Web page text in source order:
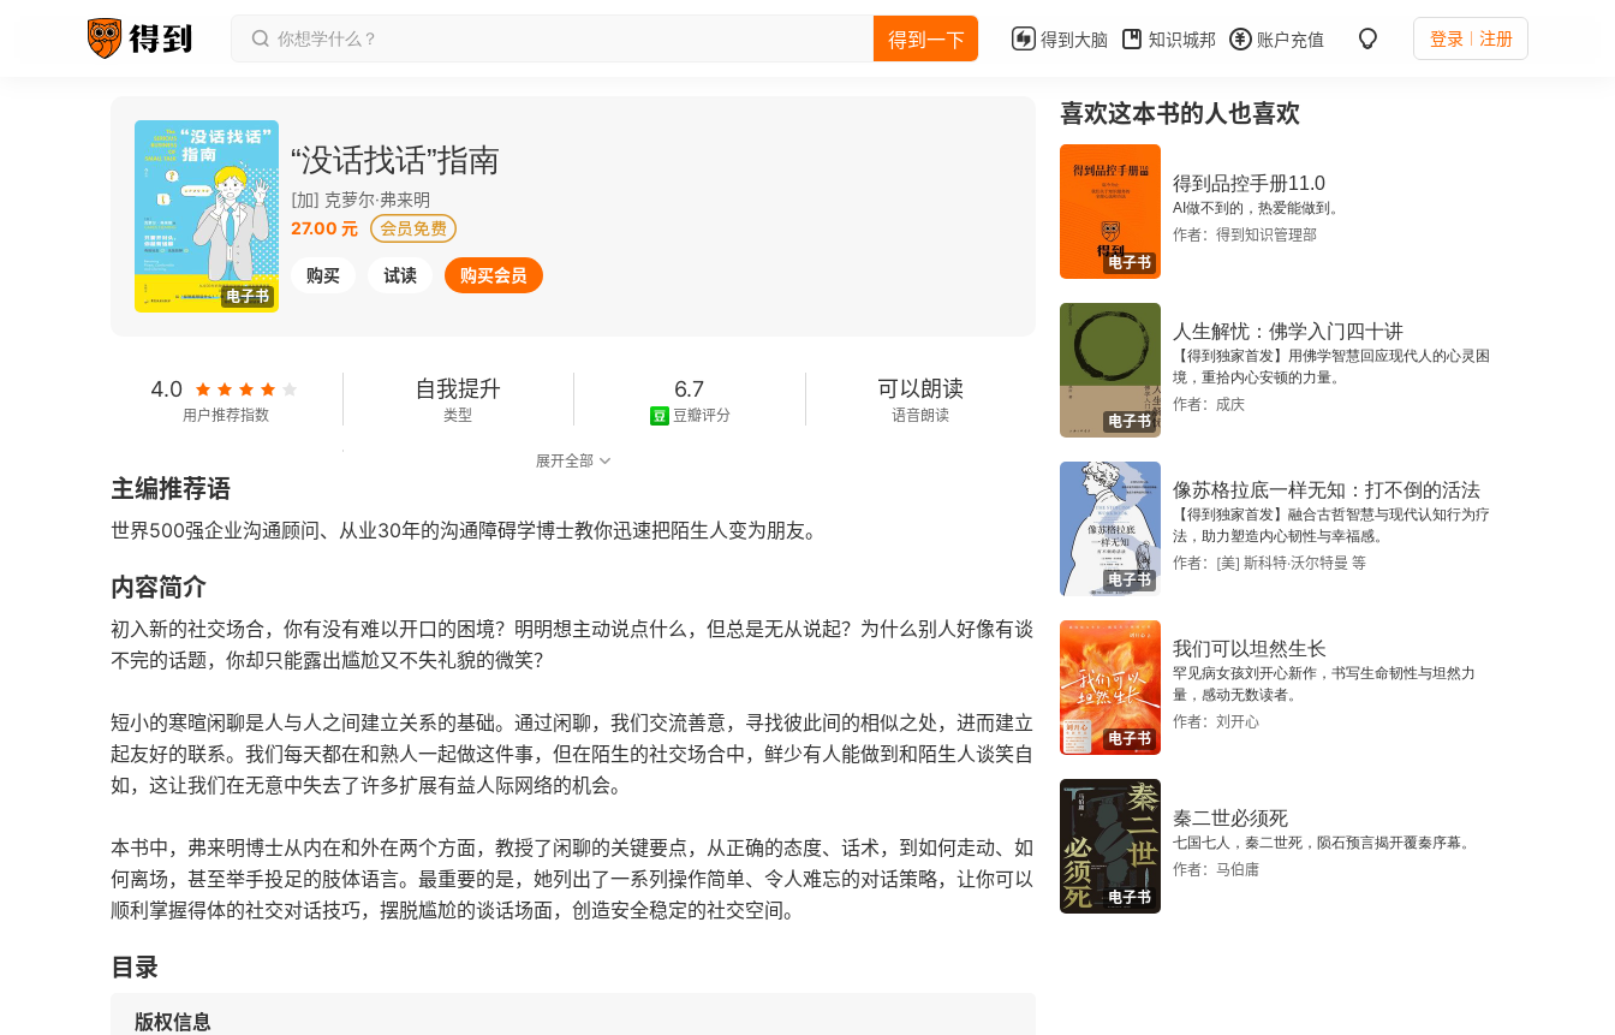
得到一下 得到大脑 知识城邦 账户充值 登录 注册
电子书
“没话找话”指南
[加] 克萝尔·弗来明
27.00 元
购买 试读 购买会员
4.0
用户推荐指数
自我提升
类型
6.7
豆瓣评分
可以朗读
语音朗读
字数
展开全部
主编推荐语
世界500强企业沟通顾问、从业30年的沟通障碍学博士教你迅速把陌生人变为朋友。
内容简介
初入新的社交场合，你有没有难以开口的困境？明明想主动说点什么，但总是无从说起？为什么别人好像有谈
不完的话题，你却只能露出尴尬又不失礼貌的微笑？
短小的寒暄闲聊是人与人之间建立关系的基础。通过闲聊，我们交流善意，寻找彼此间的相似之处，进而建立
起友好的联系。我们每天都在和熟人一起做这件事，但在陌生的社交场合中，鲜少有人能做到和陌生人谈笑自
如，这让我们在无意中失去了许多扩展有益人际网络的机会。
本书中，弗来明博士从内在和外在两个方面，教授了闲聊的关键要点，从正确的态度、话术，到如何走动、如
何离场，甚至举手投足的肢体语言。最重要的是，她列出了一系列操作简单、令人难忘的对话策略，让你可以
顺利掌握得体的社交对话技巧，摆脱尴尬的谈话场面，创造安全稳定的社交空间。
目录
版权信息
喜欢这本书的人也喜欢
电子书
得到品控手册11.0
AI做不到的，热爱能做到。
作者：得到知识管理部
电子书
人生解忧：佛学入门四十讲
【得到独家首发】用佛学智慧回应现代人的心灵困
境，重拾内心安顿的力量。
作者：成庆
电子书
像苏格拉底一样无知：打不倒的活法
【得到独家首发】融合古哲智慧与现代认知行为疗
法，助力塑造内心韧性与幸福感。
作者：[美] 斯科特·沃尔特曼 等
电子书
我们可以坦然生长
罕见病女孩刘开心新作，书写生命韧性与坦然力
量，感动无数读者。
作者：刘开心
电子书
秦二世必须死
七国七人，秦二世死，陨石预言揭开覆秦序幕。
作者：马伯庸